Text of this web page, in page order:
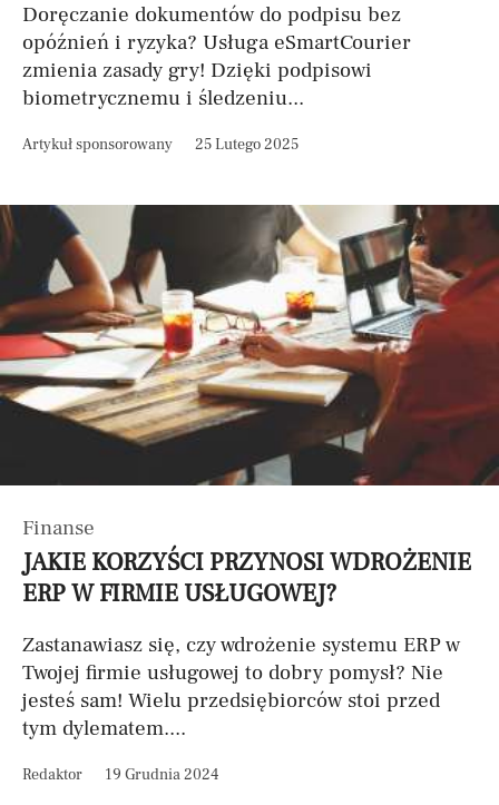
Doręczanie dokumentów do podpisu bez
opóźnień i ryzyka? Usługa eSmartCourier
zmienia zasady gry! Dzięki podpisowi
biometrycznemu i śledzeniu...
Artykuł sponsorowany 25 Lutego 2025
Finanse
JAKIE KORZYŚCI PRZYNOSI WDROŻENIE
ERP W FIRMIE USŁUGOWEJ?
Zastanawiasz się, czy wdrożenie systemu ERP w
Twojej firmie usługowej to dobry pomysł? Nie
jesteś sam! Wielu przedsiębiorców stoi przed
tym dylematem....
Redaktor 19 Grudnia 2024